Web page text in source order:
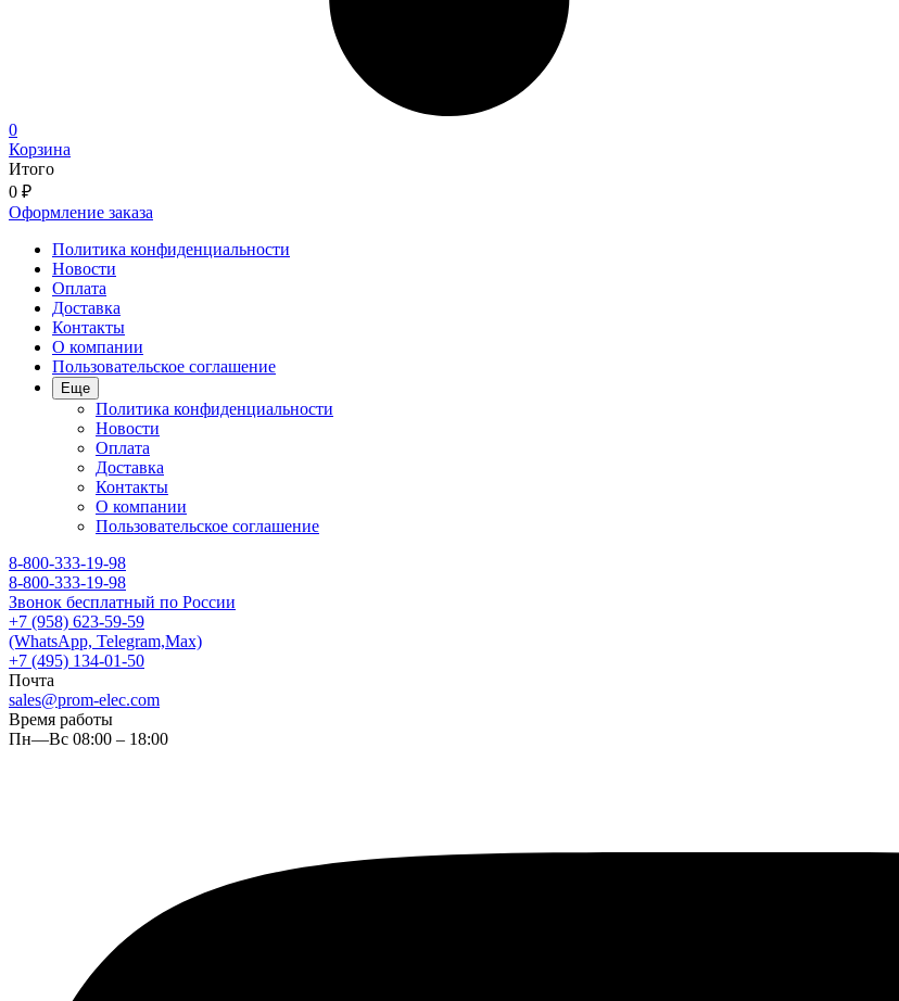
0
Корзина
Итого
0 ₽
Оформление заказа
Политика конфиденциальности
Новости
Оплата
Доставка
Контакты
О компании
Пользовательское соглашение
Еще
Политика конфиденциальности
Новости
Оплата
Доставка
Контакты
О компании
Пользовательское соглашение
8-800-333-19-98
8-800-333-19-98
Звонок бесплатный по России
+7 (958) 623-59-59
(WhatsApp, Telegram,Max)
+7 (495) 134-01-50
Почта
sales@prom-elec.com
Время работы
Пн—Вс 08:00 – 18:00